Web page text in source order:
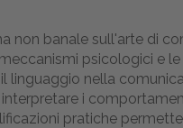
non banale sull'arte di
psicologici e
linguaggio nella
i
pratiche